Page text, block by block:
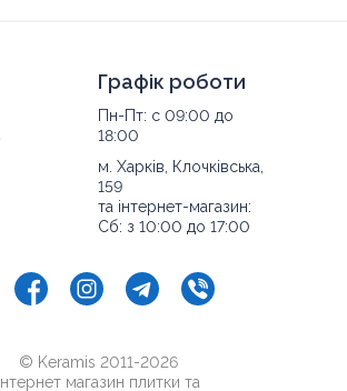
Графік роботи
Пн-Пт: с 09:00 до
18:00
м. Харків, Клочківська,
159
та інтернет-магазин:
Сб: з 10:00 до 17:00
© Keramis 2011-2026
Інтернет магазин плитки та